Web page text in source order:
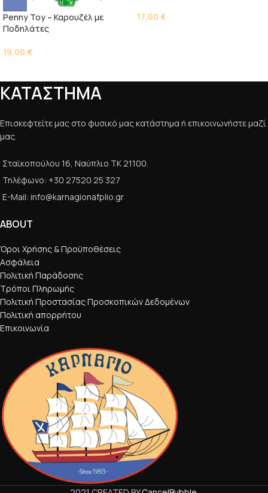
Penny Toy – Καρουζέλ με
Ποδηλάτες
19,00 €
17,00 €
ΚΑΤΑΣΤΗΜΑ
Επισκεφτείτε μας στο φυσικό μας κατάστημα ή επικοινωνήστε μαζί
μας.
Σταϊκοπούλου 16, Ναύπλιο ΤΚ 21100.
Τηλέφωνο: +30 27520 25 327
E-Mail: info@karnagionafplio.gr
ABOUT
Όροι Χρήσης & Προϋποθέσεις
Ασφάλεια
Πολιτική Παράδοσης
Τρόποι Πληρωμής
Πολιτική Προστασίας Προσκοπικών Δεδομένων
Πολιτική απορρήτου
Επικοινωνία